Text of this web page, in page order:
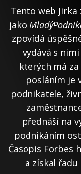
Tento web Jirka
jako
zpovídá
vydává s nimi
kterých má za
posláním je
podnikatele,
přednáší na
podnikáním
Časopis Forbes
a získal